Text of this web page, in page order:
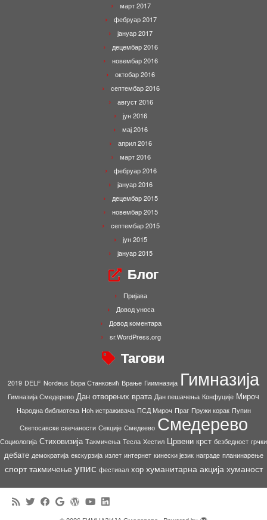
март 2017
фебруар 2017
јануар 2017
децембар 2016
новембар 2016
октобар 2016
септембар 2016
август 2016
јун 2016
мај 2016
април 2016
март 2016
фебруар 2016
јануар 2016
децембар 2015
новембар 2015
септембар 2015
јун 2015
јануар 2015
Блог
Пријава
Довод уноса
Довод коментара
sr.WordPress.org
Тагови
2019 DELF Nordeus Бора Станковић Врање Гиимназија Гимназија
Гимназија Смедерево Дан отворених врата Дан пешачења Конфуције Мироч
Народна библиотека Ноћ истраживача ПСД Мироч Праг Пружи корак Пупин
Светосавске свечаности Секције Смедеево Смедерево
Социологија Стиховизија Такмичења Тесла Хестил Црвени крст безбедност грчки
дебате демократија екскурзија излет интернет кинески језик награде планинарење
спорт такмичење упис фестивал хор хуманитарна акција хуманост